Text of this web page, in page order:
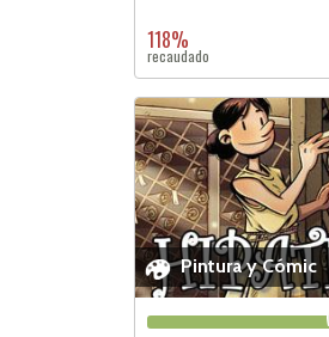
118%
recaudado
Pintura y Cómic